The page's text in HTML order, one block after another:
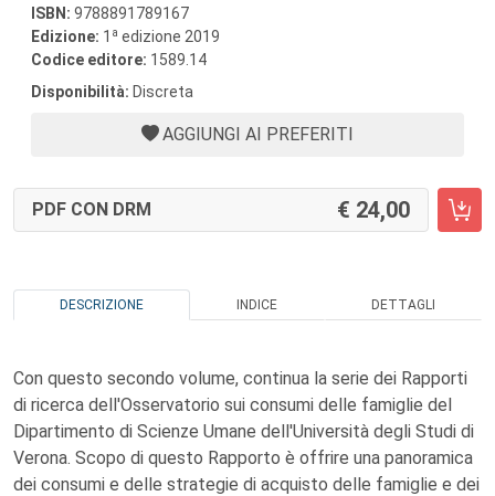
ISBN: 9788891789167
Edizione: 1 a edizione 2019
Codice editore: 1589.14
Disponibilità: Discreta
AGGIUNGI AI PREFERITI
PDF CON DRM 24,00
DESCRIZIONE INDICE DETTAGLI
Con questo secondo volume, continua la serie dei Rapporti
di ricerca dell'Osservatorio sui consumi delle famiglie del
Dipartimento di Scienze Umane dell'Università degli Studi di
Verona. Scopo di questo Rapporto è offrire una panoramica
dei consumi e delle strategie di acquisto delle famiglie e dei